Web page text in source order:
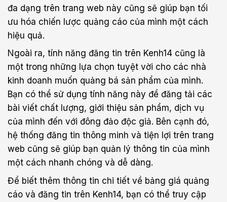
đa dạng trên trang web này cũng sẽ giúp bạn tối
ưu hóa chiến lược quảng cáo của mình một cách
hiệu quả.
Ngoài ra, tính năng đăng tin trên Kenh14 cũng là
một trong những lựa chọn tuyệt vời cho các nhà
kinh doanh muốn quảng bá sản phẩm của mình.
Bạn có thể sử dụng tính năng này để đăng tải các
bài viết chất lượng, giới thiệu sản phẩm, dịch vụ
của mình đến với đông đảo độc giả. Bên cạnh đó,
hệ thống đăng tin thông minh và tiện lợi trên trang
web cũng sẽ giúp bạn quản lý thông tin của mình
một cách nhanh chóng và dễ dàng.
Để biết thêm thông tin chi tiết về bảng giá quảng
cáo và đăng tin trên Kenh14, bạn có thể truy cập